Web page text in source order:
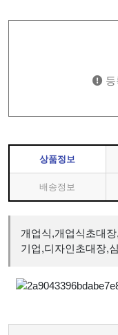
상품정보
배송정보
개업식,개업식초대
기업,디자인초대장,